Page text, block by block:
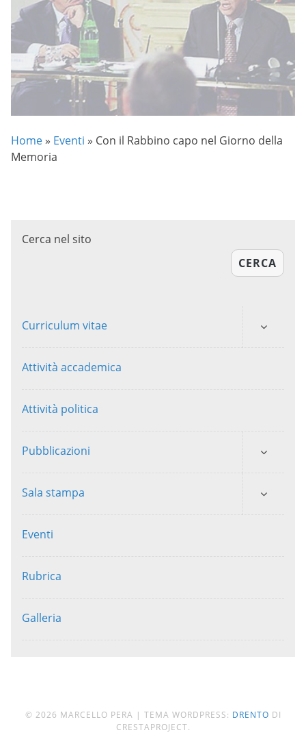
Home » Eventi » Con il Rabbino capo nel Giorno della
Memoria
Cerca nel sito
CERCA
Curriculum vitae
Attività accademica
Attività politica
Pubblicazioni
Sala stampa
Eventi
Rubrica
Galleria
© 2026 MARCELLO PERA | TEMA WORDPRESS: DRENTO DI
CRESTAPROJECT.